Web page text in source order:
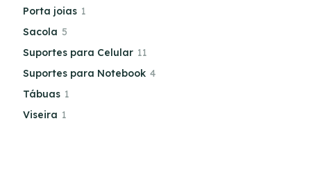
Porta joias 1
Sacola 5
Suportes para Celular 11
Suportes para Notebook 4
Tábuas 1
Viseira 1